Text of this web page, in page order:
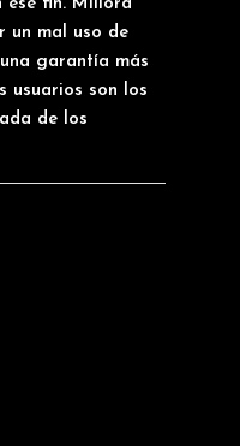
ese fin. Millord
un mal uso de
garantía más
usuarios son los
de los